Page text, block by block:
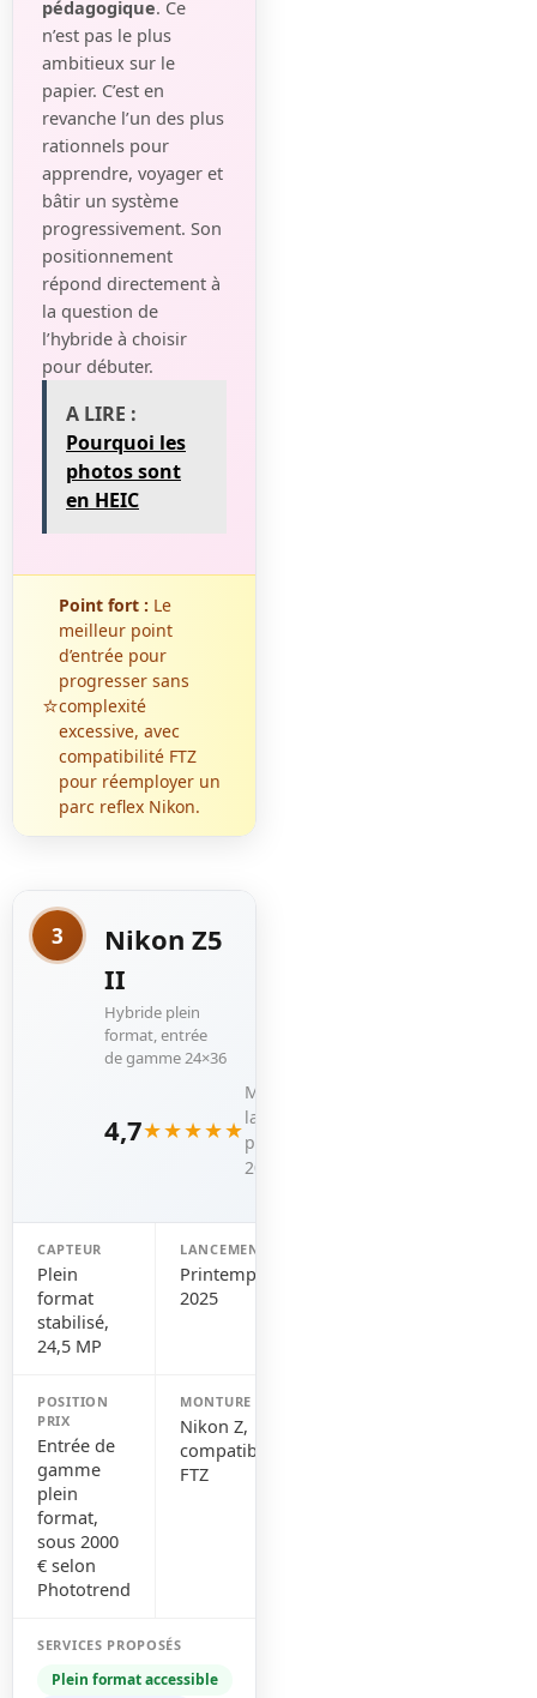
pédagogique. Ce
n’est pas le plus
ambitieux sur le
papier. C’est en
revanche l’un des plus
rationnels pour
apprendre, voyager et
bâtir un système
progressivement. Son
positionnement
répond directement à
la question de
l’hybride à choisir
pour débuter.
A LIRE :
Pourquoi les
photos sont
en HEIC
⭐
Point fort : Le
meilleur point
d’entrée pour
progresser sans
complexité
excessive, avec
compatibilité FTZ
pour réemployer un
parc reflex Nikon.
3
Nikon Z5
II
Hybride plein
format, entrée
de gamme 24×36
4,7★★★★★
Modèle
lancé au
printemps
2025
CAPTEUR
Plein
format
stabilisé,
24,5 MP
LANCEMENT
Printemps
2025
POSITION
PRIX
Entrée de
gamme
plein
format,
sous 2000
€ selon
Phototrend
MONTURE
Nikon Z,
compatible
FTZ
SERVICES PROPOSÉS
Plein format accessible